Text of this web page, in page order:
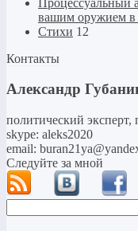
вашим оружием в
Стихи 12
Контакты
Александр
политический эксперт,
skype: aleks2020
email:
Следуйте за мной